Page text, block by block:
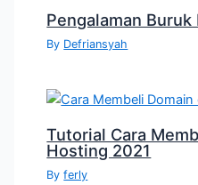
Pengalaman
By Defriansyah
Tutorial Cara
Hosting 2021
Byferly